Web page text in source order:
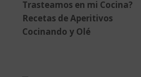
Trasteamos en mi Cocina?
Recetas de Aperitivos
Cocinando y Olé